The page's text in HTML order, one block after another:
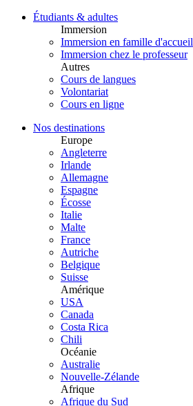
Étudiants & adultes
Immersion
Immersion en famille d'accueil
Immersion chez le professeur
Autres
Cours de langues
Volontariat
Cours en ligne
Nos destinations
Europe
Angleterre
Irlande
Allemagne
Espagne
Écosse
Italie
Malte
France
Autriche
Belgique
Suisse
Amérique
USA
Canada
Costa Rica
Chili
Océanie
Australie
Nouvelle-Zélande
Afrique
Afrique du Sud